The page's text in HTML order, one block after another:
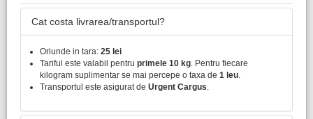
Cat costa livrarea/transportul?
Oriunde in tara: 25 lei
Tariful este valabil pentru primele 10 kg. Pentru fiecare
kilogram suplimentar se mai percepe o taxa de 1 leu.
Transportul este asigurat de Urgent Cargus.